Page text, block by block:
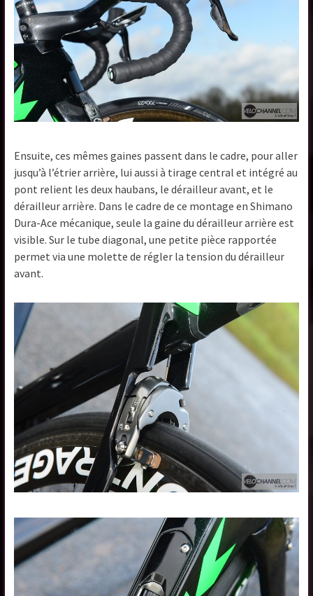
Ensuite, ces mêmes gaines passent dans le cadre, pour aller
jusqu’à l’étrier arrière, lui aussi à tirage central et intégré au
pont relient les deux haubans, le dérailleur avant, et le
dérailleur arrière. Dans le cadre de ce montage en Shimano
Dura-Ace mécanique, seule la gaine du dérailleur arrière est
visible. Sur le tube diagonal, une petite pièce rapportée
permet via une molette de régler la tension du dérailleur
avant.